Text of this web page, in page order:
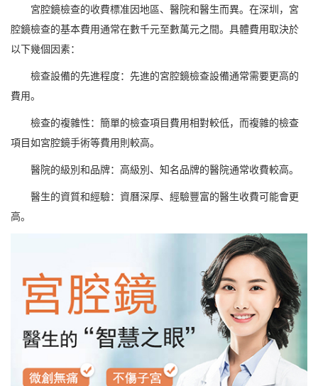
宮腔鏡檢查的收費標准因地區、醫院和醫生而異。在深圳，宮
腔鏡檢查的基本費用通常在數千元至數萬元之間。具體費用取決於
以下幾個因素：
檢查設備的先進程度：先進的宮腔鏡檢查設備通常需要更高的
費用。
檢查的複雜性：簡單的檢查項目費用相對較低，而複雜的檢查
項目如宮腔鏡手術等費用則較高。
醫院的級別和品牌：高級別、知名品牌的醫院通常收費較高。
醫生的資質和經驗：資曆深厚、經驗豐富的醫生收費可能會更
高。